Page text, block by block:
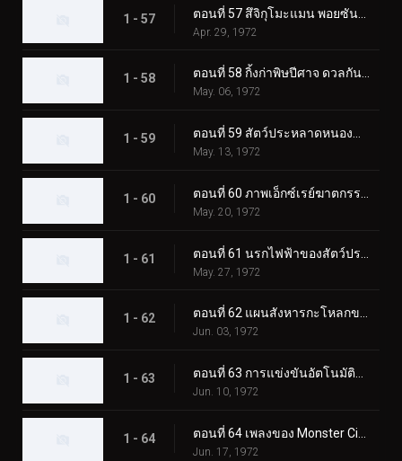
1 - 57
Apr. 29, 1972
1 - 58 ตอนที่ 58 กิ้งก่าพิษปีศาจ ดวลกันใน Fear Valley!!
May. 06, 1972
1 - 59
May. 13, 1972
1 - 60
May. 20, 1972
1 - 61
May. 27, 1972
1 - 62 ตอนที่ 62 แผนสังหารกะโหลกของสัตว์ประหลาดเม่น
Jun. 03, 1972
1 - 63
Jun. 10, 1972
1 - 64
Jun. 17, 1972